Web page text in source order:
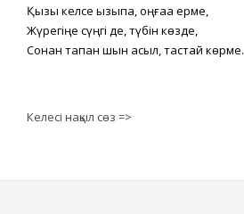
Қызық келсе қызықпа, оңғаққа ерме,
Жүрегіңе сүңгі де, түбін көзде,
Сонан тапқан шын асыл, тастай көрме.
Келесі нақыл сөз =>